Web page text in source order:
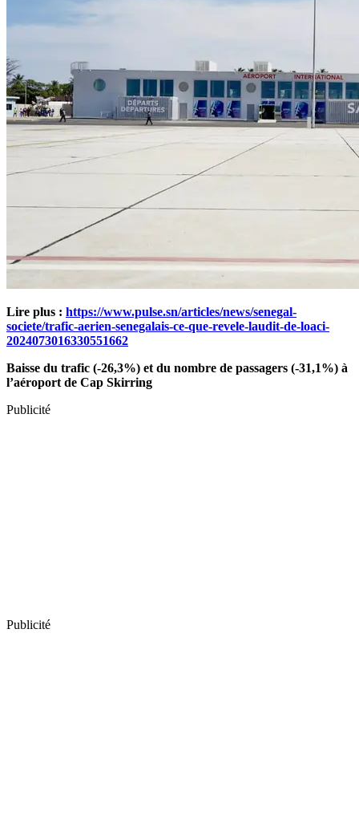
Lire plus : https://www.pulse.sn/articles/news/senegal-
societe/trafic-aerien-senegalais-ce-que-revele-laudit-de-loaci-
2024073016330551662
Baisse du trafic (-26,3%) et du nombre de passagers (-31,1%) à
l’aéroport de Cap Skirring
Publicité
Publicité